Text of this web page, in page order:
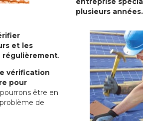
plusieurs années.
et les
régulièrement.
vérification
pour
être en
de